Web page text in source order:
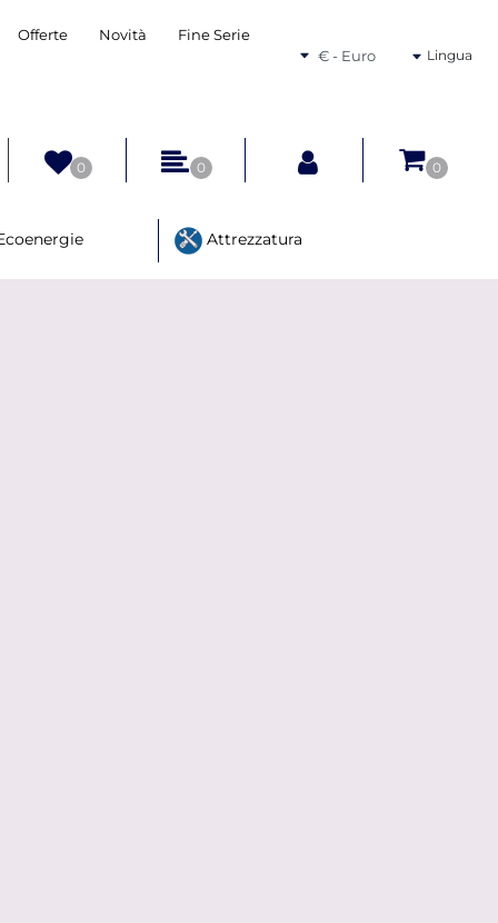
Offerte Novità Fine Serie
Seleziona una valuta
Lingua
0 0 0
Attrezzatura